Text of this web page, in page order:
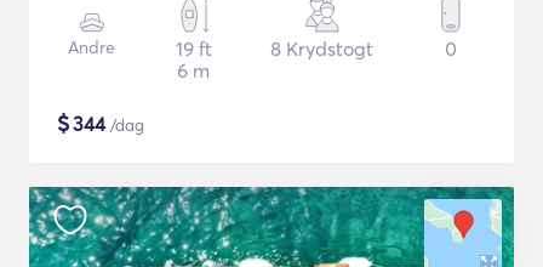
Andre
19 ft
6 m
8 Krydstogt 0
$344/dag